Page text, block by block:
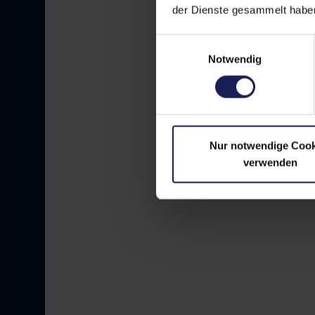
der Dienste gesammelt
Notwendig
Nur notwendige
verwenden
Der erste
auf Seite 1
Was konkret
„Hyaluron
gepflegtes
vollständigem
mehr als 50
Was häufig
Praxis, die für